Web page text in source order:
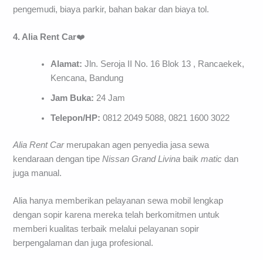
pengemudi, biaya parkir, bahan bakar dan biaya tol.
4. Alia Rent Car❤️
Alamat:Jln. Seroja II No. 16 Blok 13 , Rancaekek,
Kencana, Bandung
Jam Buka:24 Jam
Telepon/HP:0812 2049 5088, 0821 1600 3022
Alia Rent Carmerupakan agen penyedia jasa sewa
kendaraan dengan tipeNissan Grand Livina baikmatic dan
juga manual.
Alia hanya memberikan pelayanan sewa mobil lengkap
dengan sopir karena mereka telah berkomitmen untuk
memberi kualitas terbaik melalui pelayanan sopir
berpengalaman dan juga profesional.